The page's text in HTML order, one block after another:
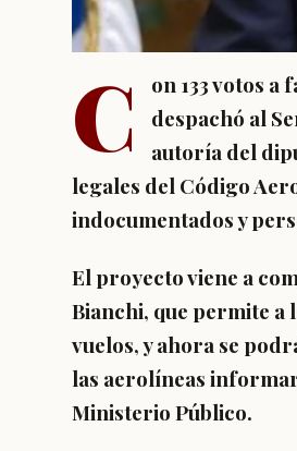
C
on 133 votos
despachó al
autoría del
legales del Código
indocumentados y
El proyecto viene a
Bianchi, que permite a
vuelos, y ahora se
las aerolíneas
Ministerio Público.